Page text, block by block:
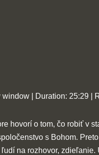
window Duration: 25:29
hovorí o tom, čo robiť v
s Bohom.
na rozhovor,